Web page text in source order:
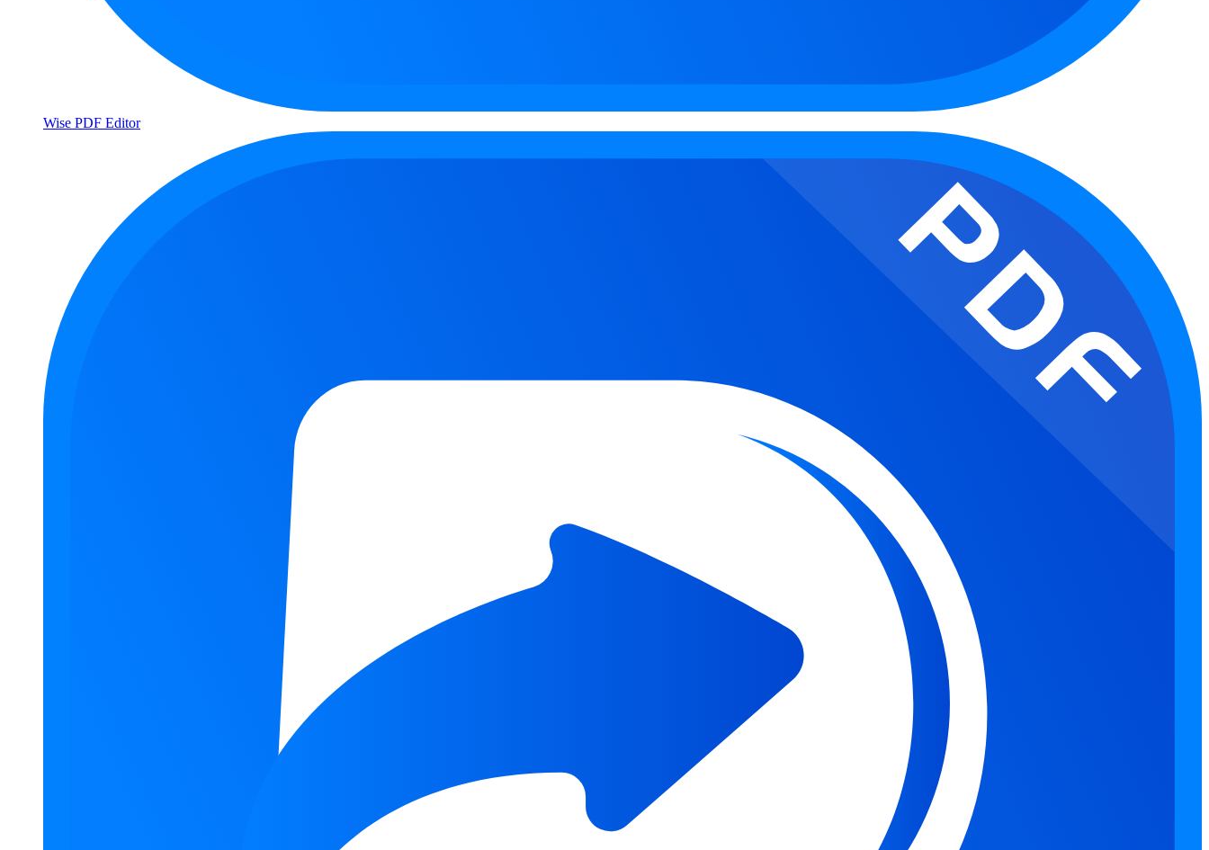
Wise PDF Editor